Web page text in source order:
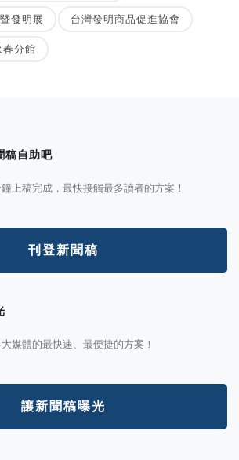
發明展 台灣發明商品促進協會
春分館
稿自助吧
上稿完成，最快接觸最多讀者的方案！
刊登新聞稿
媒體的最快速、最便捷的方案！
讓新聞稿曝光